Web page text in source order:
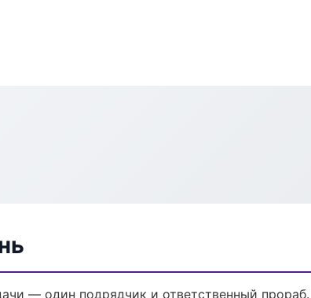
— один подрядчик и ответственный прораб.